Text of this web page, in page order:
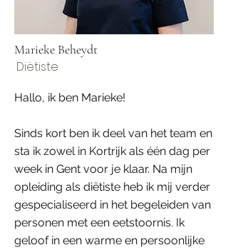
Marieke Beheydt
Diëtiste
Hallo, ik ben Marieke!
Sinds kort ben ik deel van het team en
sta ik zowel in Kortrijk als één dag per
week in Gent voor je klaar. Na mijn
opleiding als diëtiste heb ik mij verder
gespecialiseerd in het begeleiden van
personen met een eetstoornis. Ik
geloof in een warme en persoonlijke